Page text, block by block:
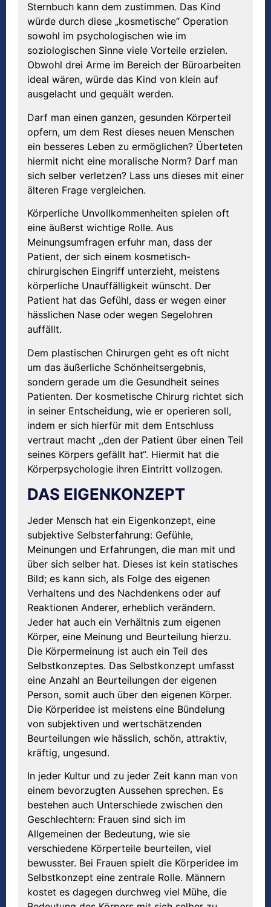
Sternbuch kann dem zustimmen. Das Kind
würde durch diese „kosmetische“ Operation
sowohl im psychologischen wie im
soziologischen Sinne viele Vorteile erzielen.
Obwohl drei Arme im Bereich der Büroarbeiten
ideal wären, würde das Kind von klein auf
ausgelacht und gequält werden.
Darf man einen ganzen, gesunden Körperteil
opfern, um dem Rest dieses neuen Menschen
ein besseres Leben zu ermöglichen? Überteten
hiermit nicht eine moralische Norm? Darf man
sich selber verletzen? Lass uns dieses mit einer
älteren Frage vergleichen.
Körperliche Unvollkommenheiten spielen oft
eine äußerst wichtige Rolle. Aus
Meinungsumfragen erfuhr man, dass der
Patient, der sich einem kosmetisch-
chirurgischen Eingriff unterzieht, meistens
körperliche Unauffälligkeit wünscht. Der
Patient hat das Gefühl, dass er wegen einer
hässlichen Nase oder wegen Segelohren
auffällt.
Dem plastischen Chirurgen geht es oft nicht
um das äußerliche Schönheitsergebnis,
sondern gerade um die Gesundheit seines
Patienten. Der kosmetische Chirurg richtet sich
in seiner Entscheidung, wie er operieren soll,
indem er sich hierfür mit dem Entschluss
vertraut macht ,,den der Patient über einen Teil
seines Körpers gefällt hat“. Hiermit hat die
Körperpsychologie ihren Eintritt vollzogen.
DAS EIGENKONZEPT
Jeder Mensch hat ein Eigenkonzept, eine
subjektive Selbsterfahrung: Gefühle,
Meinungen und Erfahrungen, die man mit und
über sich selber hat. Dieses ist kein statisches
Bild; es kann sich, als Folge des eigenen
Verhaltens und des Nachdenkens oder auf
Reaktionen Anderer, erheblich verändern.
Jeder hat auch ein Verhältnis zum eigenen
Körper, eine Meinung und Beurteilung hierzu.
Die Körpermeinung ist auch ein Teil des
Selbstkonzeptes. Das Selbstkonzept umfasst
eine Anzahl an Beurteilungen der eigenen
Person, somit auch über den eigenen Körper.
Die Körperidee ist meistens eine Bündelung
von subjektiven und wertschätzenden
Beurteilungen wie hässlich, schön, attraktiv,
kräftig, ungesund.
In jeder Kultur und zu jeder Zeit kann man von
einem bevorzugten Aussehen sprechen. Es
bestehen auch Unterschiede zwischen den
Geschlechtern: Frauen sind sich im
Allgemeinen der Bedeutung, wie sie
verschiedene Körperteile beurteilen, viel
bewusster. Bei Frauen spielt die Körperidee im
Selbstkonzept eine zentrale Rolle. Männern
kostet es dagegen durchweg viel Mühe, die